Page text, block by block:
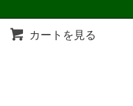
カートを見る